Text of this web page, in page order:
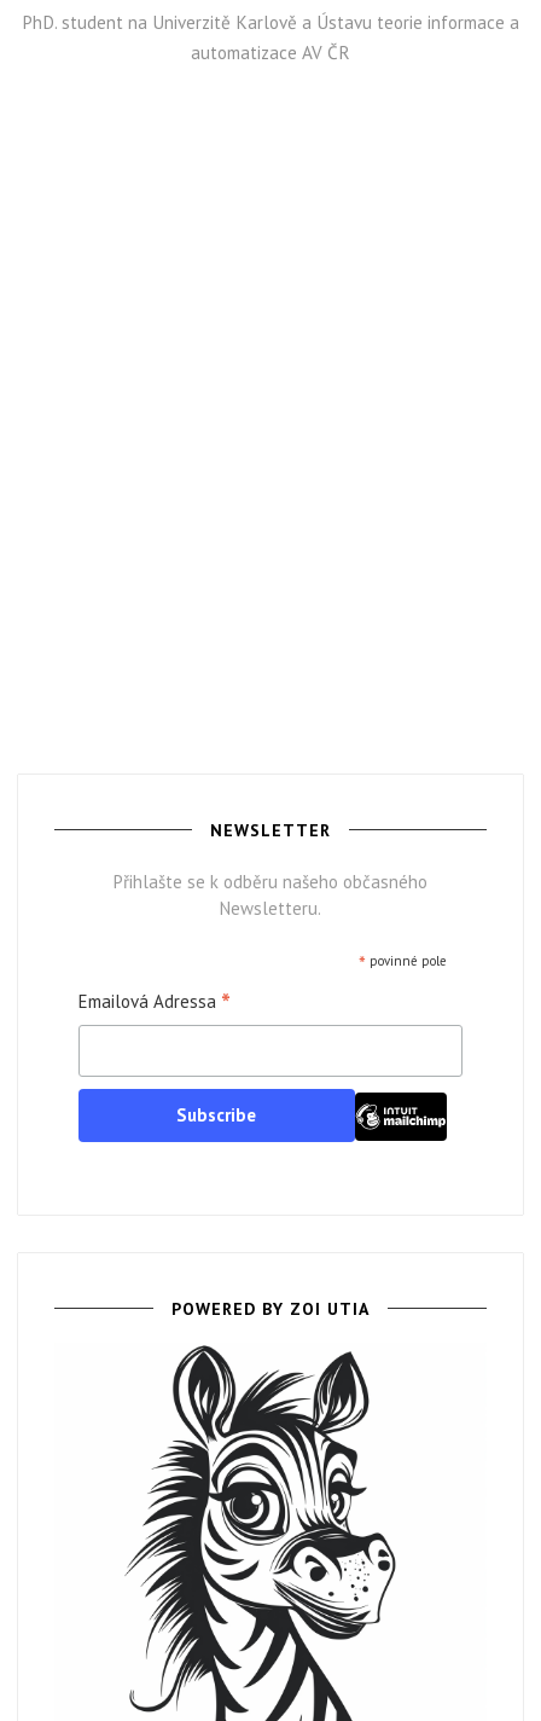
PhD. student na Univerzitě Karlově a Ústavu teorie informace a
automatizace AV ČR
NEWSLETTER
Přihlašte se k odběru našeho občasného
Newsletteru.
* povinné pole
Emailová Adressa *
POWERED BY ZOI UTIA